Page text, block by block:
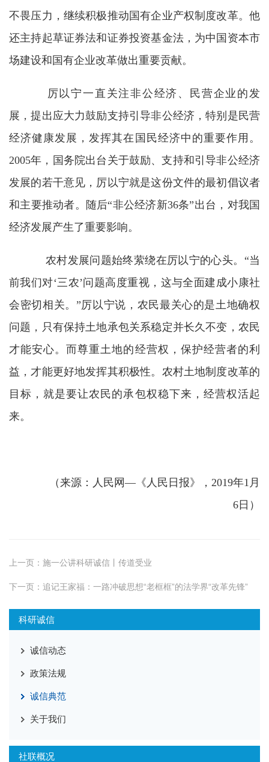
不畏压力，继续积极推动国有企业产权制度改革。他
还主持起草证券法和证券投资基金法，为中国资本市
场建设和国有企业改革做出重要贡献。
厉以宁一直关注非公经济、民营企业的发
展，提出应大力鼓励支持引导非公经济，特别是民营
经济健康发展，发挥其在国民经济中的重要作用。
2005年，国务院出台关于鼓励、支持和引导非公经济
发展的若干意见，厉以宁就是这份文件的最初倡议者
和主要推动者。随后“非公经济新36条”出台，对我国
经济发展产生了重要影响。
农村发展问题始终萦绕在厉以宁的心头。 “当
前我们对‘三农’问题高度重视，这与全面建成小康社
会密切相关。 ”厉以宁说，农民最关心的是土地确权
问题，只有保持土地承包关系稳定并长久不变，农民
才能安心。而尊重土地的经营权，保护经营者的利
益，才能更好地发挥其积极性。农村土地制度改革的
目标，就是要让农民的承包权稳下来，经营权活起
来。
（来源：人民网 —《 人民日报》 ， 2019年1 月
6 日 ）
上一页： 施一公讲科研诚信丨传道受业
下一页： 追记王家福：一路冲破思想“老框框”的法学界“改革先锋”
科研诚信
诚信动态
政策法规
诚信典范
关于我们
社联概况